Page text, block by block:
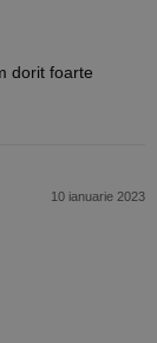
dorit foarte
10 ianuarie 2023